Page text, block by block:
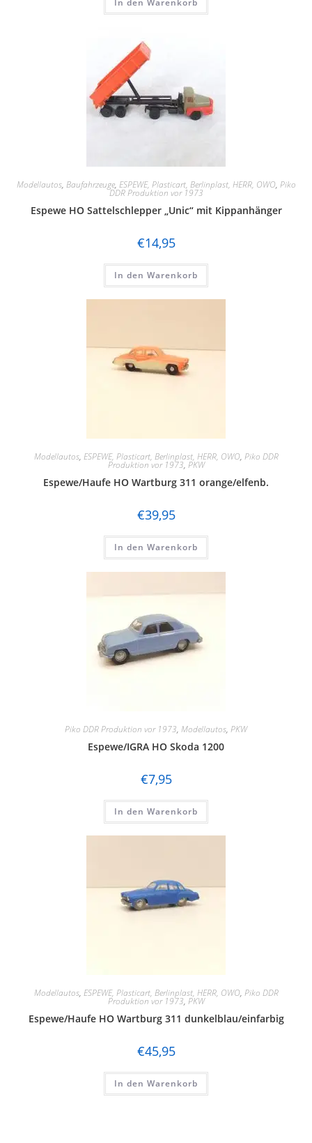
In den Warenkorb
Modellautos, Baufahrzeuge, ESPEWE, Plasticart, Berlinplast, HERR, OWO, Piko
DDR Produktion vor 1973
Espewe HO Sattelschlepper „Unic“ mit Kippanhänger
€14,95
In den Warenkorb
Modellautos, ESPEWE, Plasticart, Berlinplast, HERR, OWO, Piko DDR
Produktion vor 1973, PKW
Espewe/Haufe HO Wartburg 311 orange/elfenb.
€39,95
In den Warenkorb
Piko DDR Produktion vor 1973, Modellautos, PKW
Espewe/IGRA HO Skoda 1200
€7,95
In den Warenkorb
Modellautos, ESPEWE, Plasticart, Berlinplast, HERR, OWO, Piko DDR
Produktion vor 1973, PKW
Espewe/Haufe HO Wartburg 311 dunkelblau/einfarbig
€45,95
In den Warenkorb